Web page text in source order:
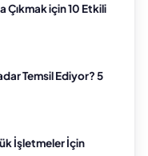
Çıkmak için 10 Etkili
Temsil Ediyor? 5
İşletmeler İçin